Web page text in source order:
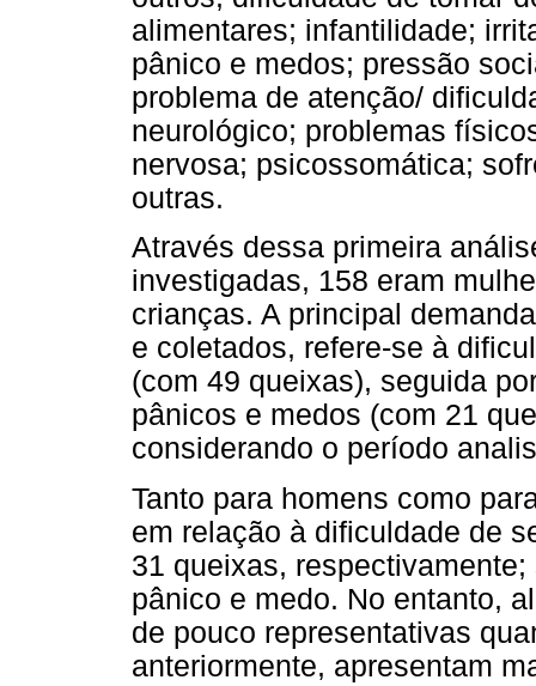
alimentares; infantilidade;
pânico e medos; pressão
problema de atenção/
neurológico; problemas
nervosa; psicossomática;
outras.
Através dessa primeira
investigadas, 158 eram
crianças. A principal
e coletados, refere-se à
(com 49 queixas), seguida
pânicos e medos (com 21
considerando o período
Tanto para homens como
em relação à dificuldade de
31 queixas,
pânico e medo. No entanto,
de pouco representativas
anteriormente, apresentam